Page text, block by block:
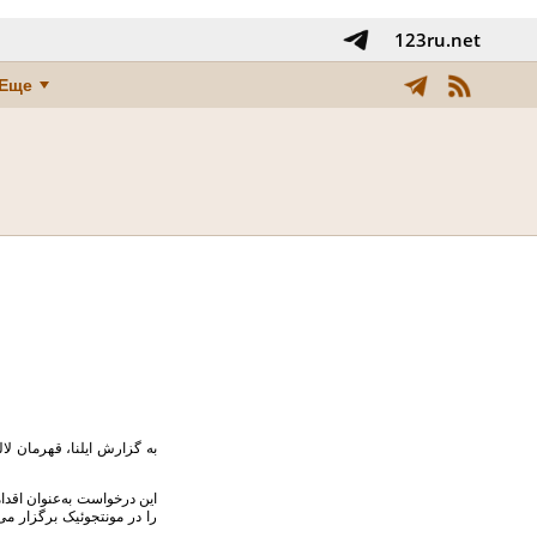
123ru.net
به گزارش ایلنا، قهرمان
را در مونتجوئیک برگزار